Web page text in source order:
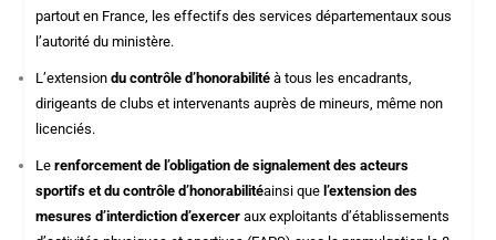
partout en France, les effectifs des services départementaux sous
l’autorité du ministère.
L’extensiondu contrôle d’honorabilité à tous les encadrants,
dirigeants de clubs et intervenants auprès de mineurs, même non
licenciés.
Lerenforcement de l’obligation de signalement des acteurs
sportifs et du contrôle d’honorabilitéainsi quel’extension des
mesures d’interdiction d’exercer aux exploitants d’établissements